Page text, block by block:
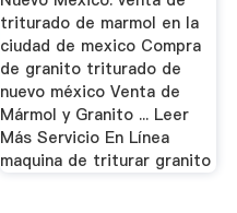
triturado de marmol en la
ciudad de mexico Compra
de granito triturado de
nuevo méxico Venta de
Mármol y Granito ... Leer
Más Servicio En Línea
maquina de triturar granito